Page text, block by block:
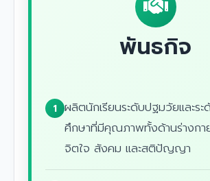
พันธกิจ
1 ผลิตนักเรียนระดับปฐมวัยและระ
ศึกษาที่มีคุณภาพทั้งด้านร่างก
จิตใจ สังคม และสติปัญญา